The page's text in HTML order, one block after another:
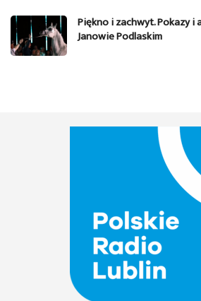
Piękno i zachwyt. Pokazy i
Janowie Podlaskim